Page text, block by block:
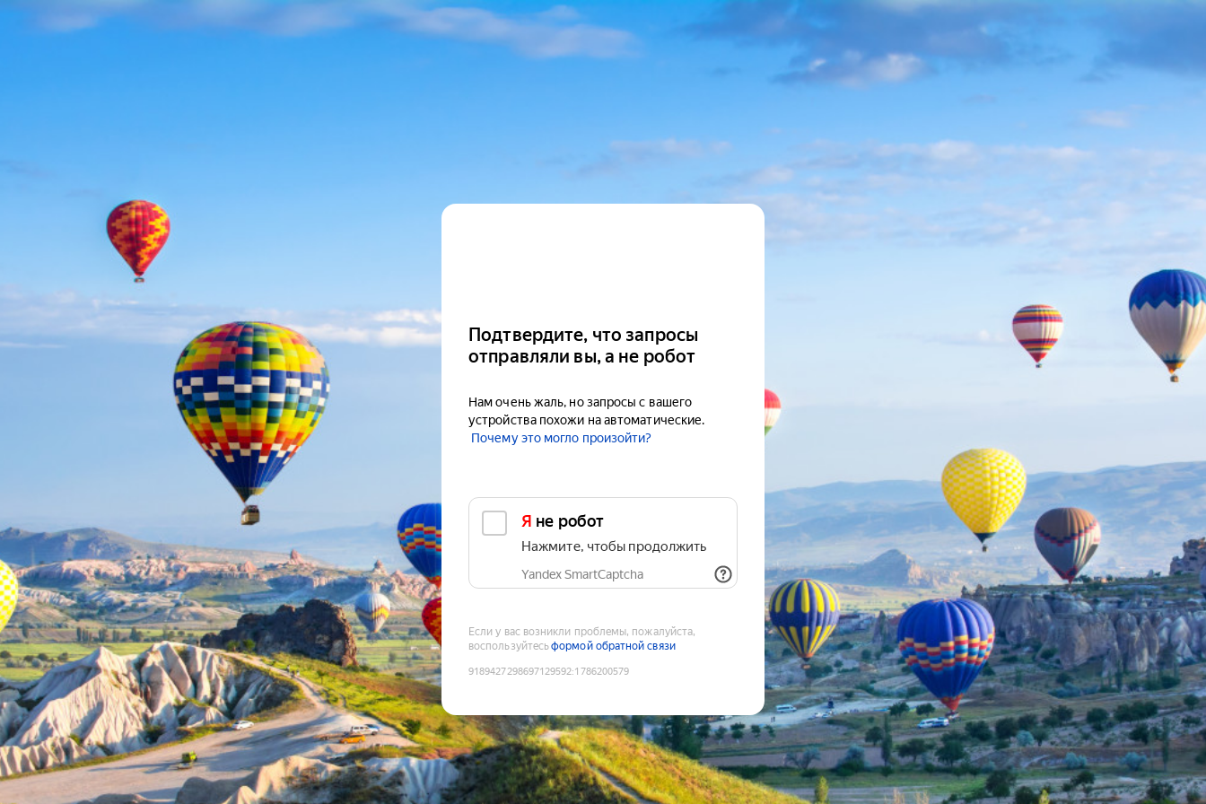
Подтвердите, что запросы
отправляли вы, а не робот
Нам очень жаль, но запросы с вашего
устройства похожи на автоматические.
Почему это могло произойти?
Я не робот
Нажмите, чтобы продолжить
Yandex SmartCaptcha
Если у вас возникли проблемы, пожалуйста,
воспользуйтесьформой обратной связи
9189427298697129592:1786200579